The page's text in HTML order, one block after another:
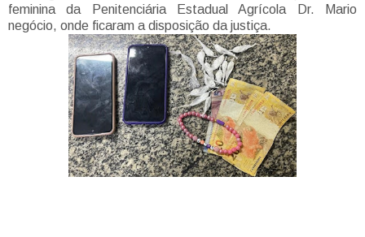
feminina da Penitenciária Estadual Agrícola Dr. Mario
negócio, onde ficaram a disposição da justiça.